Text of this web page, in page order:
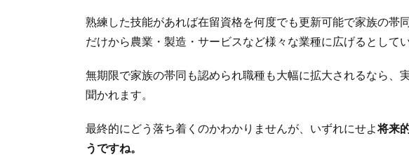
熟練した技能があれば在留資格を何度でも更新可能で家族の帯
だけから農業・製造・サービスなど様々な業種に広げるとしてい
無期限で家族の帯同も認められ職種も大幅に拡大されるなら、
聞かれます。
最終的にどう落ち着くのかわかりませんが、いずれにせよ将来
うですね。